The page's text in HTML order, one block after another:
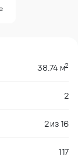
38.74 м2
2
2из16
117